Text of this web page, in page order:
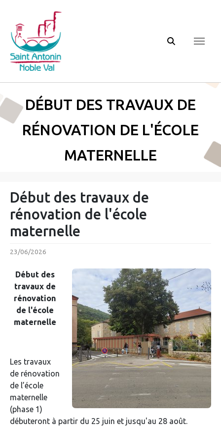
Début des travaux de
rénovation de l'école
maternelle
Début des travaux de
rénovation de l'école
maternelle
23/06/2026
Début des
travaux de
rénovation
de l'école
maternelle
Les travaux
de rénovation
de l’école
maternelle
(phase 1)
débuteront à partir du 25 juin et jusqu'au 28 août.